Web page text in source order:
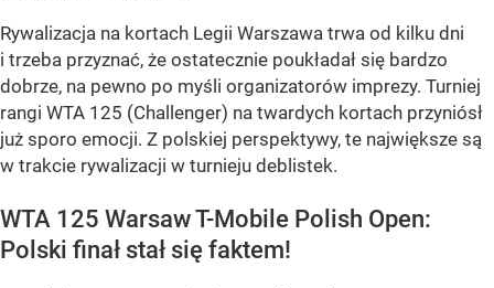
Rywalizacja na kortach Legii Warszawa trwa od kilku dni
i trzeba przyznać, że ostatecznie poukładał się bardzo
dobrze, na pewno po myśli organizatorów imprezy. Turniej
rangi WTA 125 (Challenger) na twardych kortach przyniósł
już sporo emocji. Z polskiej perspektywy, te największe są
w trakcie rywalizacji w turnieju deblistek.
WTA 125 Warsaw T-Mobile Polish Open:
Polski finał stał się faktem!